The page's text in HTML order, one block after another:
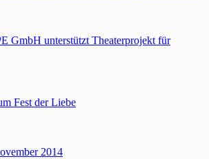
GmbH unterstützt Theaterprojekt für
Fest der Liebe
2014